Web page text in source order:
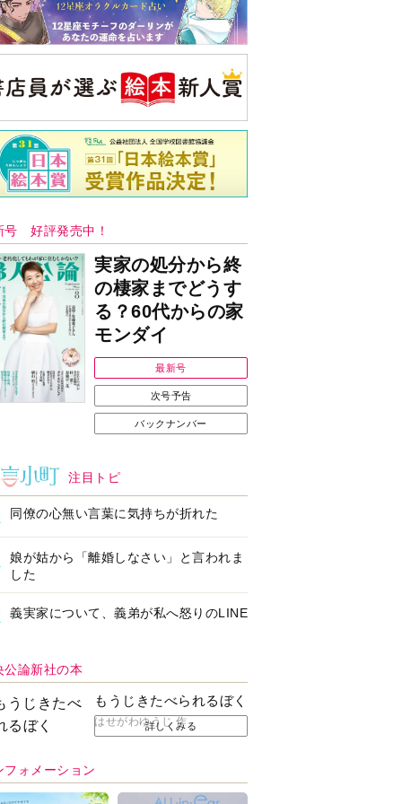
号 好評発売中！
実家の処分から終
の棲家までどうす
る？60代からの家
モンダイ
最新号
次号予告
バックナンバー
注目トピ
同僚の心無い言葉に気持ちが折れた
娘が姑から「離婚しなさい」と言われま
した
義実家について、義弟が私へ怒りのLINE
公論新社の本
もうじきたべられるぼく
はせがわゆうじ 作
詳しくみる
フォメーション